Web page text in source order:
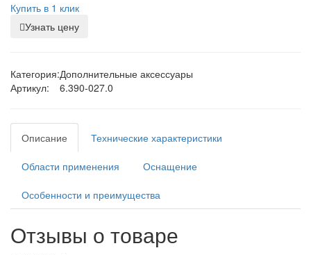
Купить в 1 клик
Узнать цену
Категория:Дополнительные аксессуары
Артикул:
6.390-027.0
Описание Технические характеристики
Области применения Оснащение
Особенности и преимущества
Отзывы о товаре